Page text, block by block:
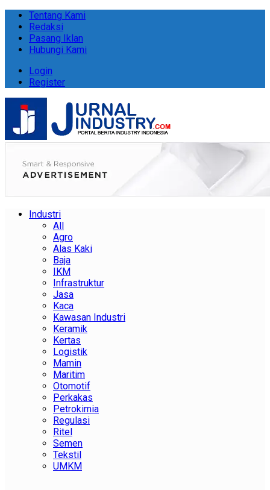
Tentang Kami
Redaksi
Pasang Iklan
Hubungi Kami
Login
Register
Industri
All
Agro
Alas Kaki
Baja
IKM
Infrastruktur
Jasa
Kaca
Kawasan Industri
Keramik
Kertas
Logistik
Mamin
Maritim
Otomotif
Perkakas
Petrokimia
Regulasi
Ritel
Semen
Tekstil
UMKM